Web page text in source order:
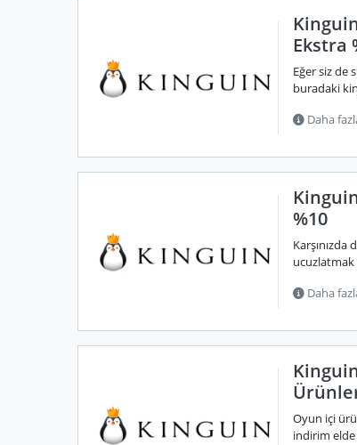
Ekstra
Eğer siz de
buradaki
Daha
%10
ucuzlatmak
Daha
Oyun içi
indirim